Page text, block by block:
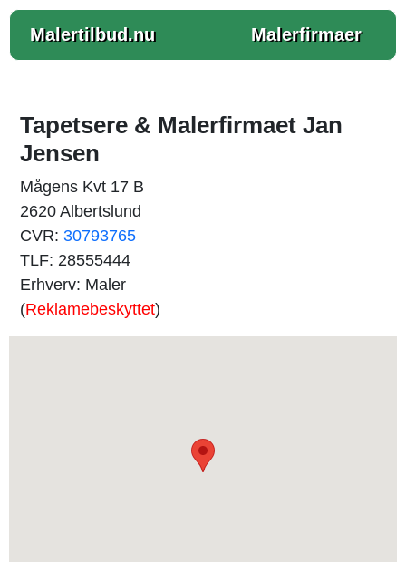
Malertilbud.nu Malerfirmaer
Tapetsere & Malerfirmaet Jan
Jensen
Mågens Kvt 17 B
2620 Albertslund
CVR: 30793765
TLF: 28555444
Erhverv: Maler
(Reklamebeskyttet)